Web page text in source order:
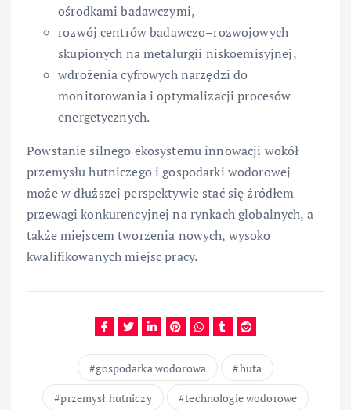
ośrodkami badawczymi,
rozwój centrów badawczo–rozwojowych
skupionych na metalurgii niskoemisyjnej,
wdrożenia cyfrowych narzędzi do
monitorowania i optymalizacji procesów
energetycznych.
Powstanie silnego ekosystemu innowacji wokół
przemysłu hutniczego i gospodarki wodorowej
może w dłuższej perspektywie stać się źródłem
przewagi konkurencyjnej na rynkach globalnych, a
także miejscem tworzenia nowych, wysoko
kwalifikowanych miejsc pracy.
gospodarka wodorowa
huta
przemysł hutniczy
technologie wodorowe